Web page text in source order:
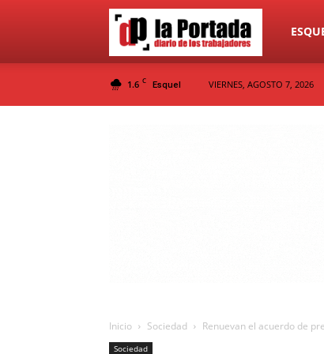
Diario
La
1.6 C Esquel VIERNES, AGOSTO 7, 2026
Inicio Sociedad Renuevan el acuerdo de
Sociedad